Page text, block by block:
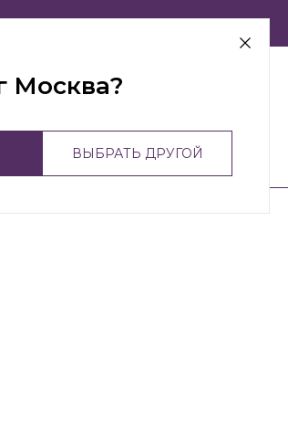
г Москва
Москва?
ВЫБРАТЬ ДРУГОЙ